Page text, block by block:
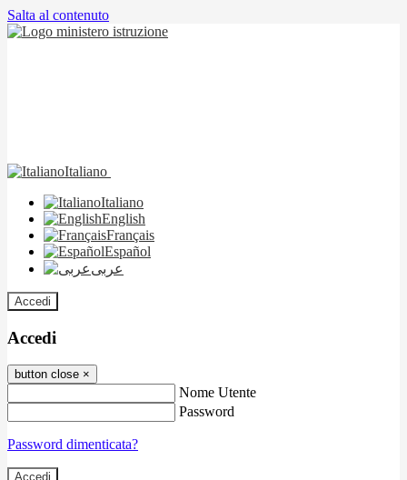
Salta al contenuto
Italiano
Italiano
English
Français
Español
عربى
Accedi
Accedi
button close ×
Nome Utente
Password
Password dimenticata?